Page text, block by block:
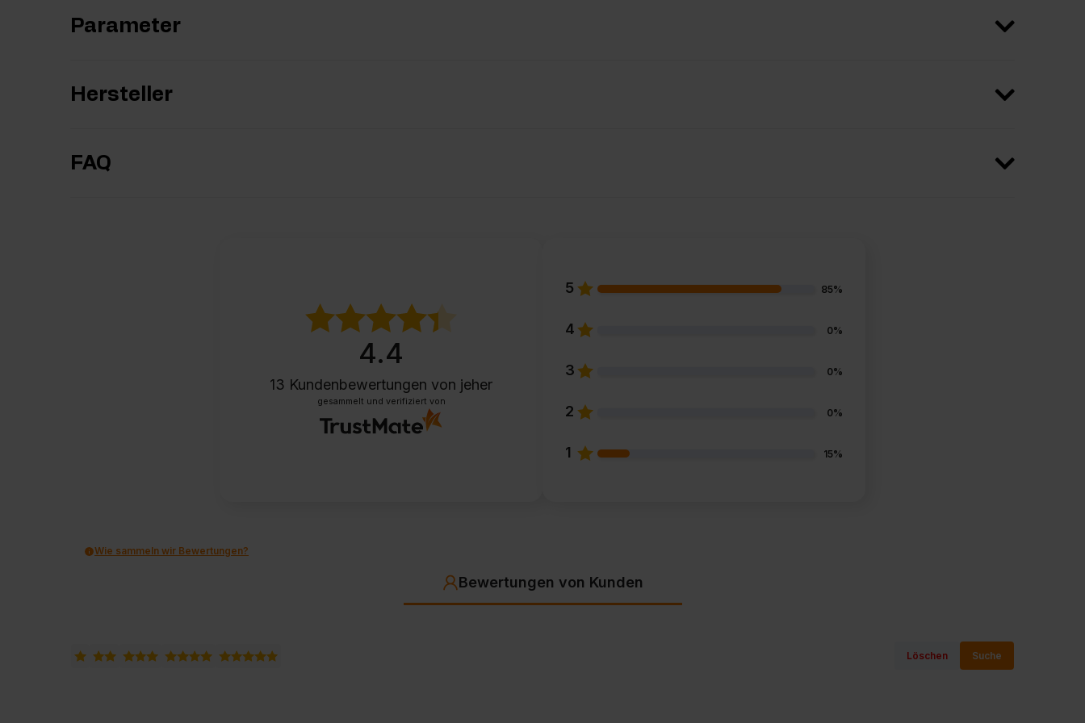
Parameter
Hersteller
FAQ
4.4
13 Kundenbewertungen von jeher
gesammelt und verifiziert von
5 85%
4 0%
3 0%
2 0%
1 15%
Wie sammeln wir Bewertungen?
Bewertungen von Kunden
Löschen Suche